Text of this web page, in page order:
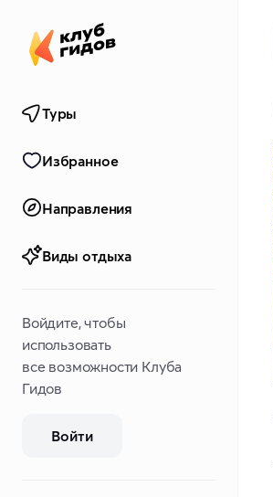
Туры
Избранное
Направления
Виды отдыха
Войдите, чтобы
использовать
все возможности Клуба
Гидов
Войти